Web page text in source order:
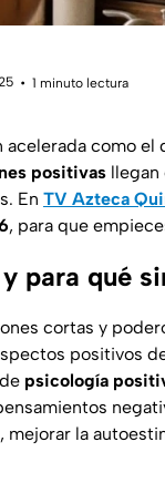
1 minuto lectura
como
positivas llegan
En TV Azteca
, para que
para qué
cortas y
positivos
psicología
la